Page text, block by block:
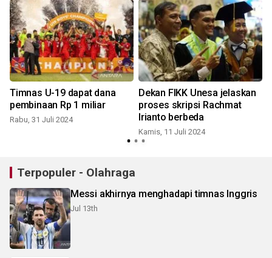
Timnas U-19 dapat dana
pembinaan Rp 1 miliar
Rabu, 31 Juli 2024
Dekan FIKK Unesa jelaskan
proses skripsi Rachmat
Irianto berbeda
Kamis, 11 Juli 2024
Terpopuler - Olahraga
Messi akhirnya menghadapi timnas Inggris
Jul 13th